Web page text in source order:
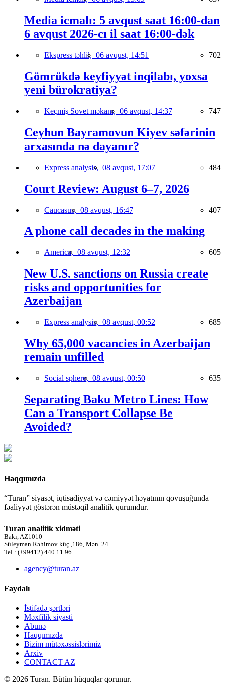
Media icmalı: 5 avqust saat 16:00-dan
6 avqust 2026-cı il saat 16:00-dək
Ekspress təhlil, 06 avqust, 14:51 702
Gömrükdə keyfiyyət inqilabı, yoxsa
yeni bürokratiya?
Keçmiş Sovet məkanı, 06 avqust, 14:37 747
Ceyhun Bayramovun Kiyev səfərinin
arxasında nə dayanır?
Express analysis, 08 avqust, 17:07 484
Court Review: August 6–7, 2026
Caucasus, 08 avqust, 16:47 407
A phone call decades in the making
America, 08 avqust, 12:32 605
New U.S. sanctions on Russia create
risks and opportunities for
Azerbaijan
Express analysis, 08 avqust, 00:52 685
Why 65,000 vacancies in Azerbaijan
remain unfilled
Social sphere, 08 avqust, 00:50 635
Separating Baku Metro Lines: How
Can a Transport Collapse Be
Avoided?
Haqqımızda
“Turan” siyasət, iqtisadiyyat və cəmiyyət həyatının qovuşuğunda
fəaliyyət göstərən müstəqil analitik qurumdur.
Turan analitik xidməti
Bakı, AZ1010
Süleyman Rəhimov küç.,186, Mən. 24
Tel.: (+99412) 440 11 96
agency@turan.az
Faydalı
İstifadə şərtləri
Məxfilik siyasti
Abunə
Haqqımızda
Bizim mütəxəssislərimiz
Arxiv
CONTACT AZ
© 2026 Turan. Bütün hüquqlar qorunur.